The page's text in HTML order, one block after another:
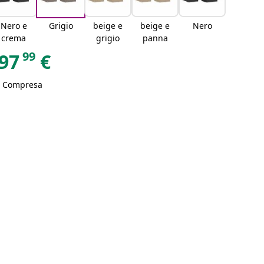
Nero e
crema
Grigio
beige e
grigio
beige e
panna
Nero
99 €
Compresa